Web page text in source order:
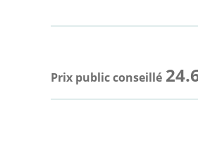
Prix public conseillé